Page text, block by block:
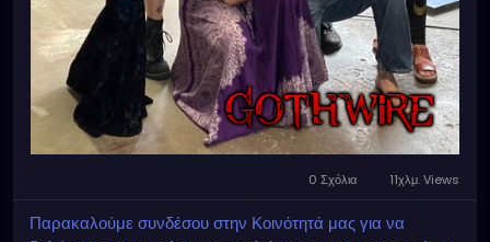
0 Σχόλια 11χλμ. Views
Παρακαλούμε συνδέσου στην Κοινότητά μας για να